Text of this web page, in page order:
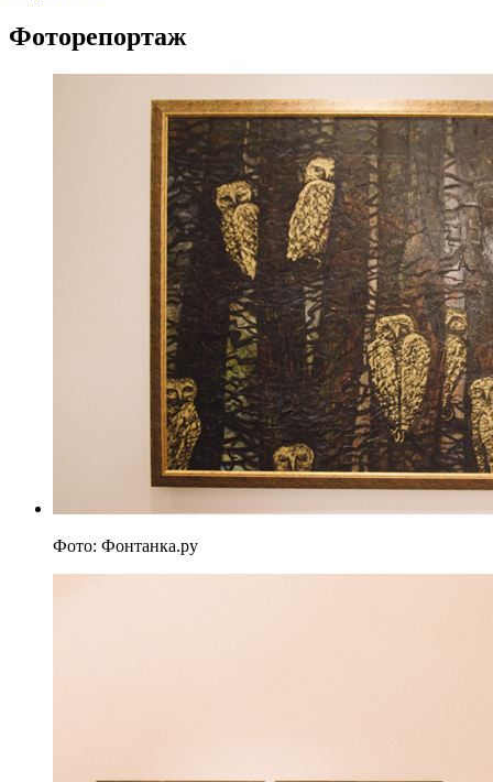
Фоторепортаж
Фото: Фонтанка.ру